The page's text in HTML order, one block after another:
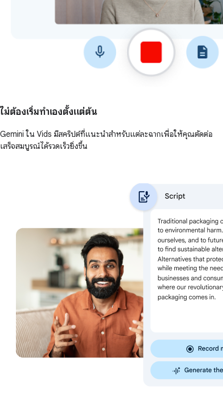
ไม่ต้องเริ่มทำเองตั้งแต่ต้น
Gemini ใน Vids มีสคริปต์ที่แนะนำสำหรับแต่ละฉากเพื่อให้คุณตัดต่อ
เสร็จสมบูรณ์ได้รวดเร็วยิ่งขึ้น